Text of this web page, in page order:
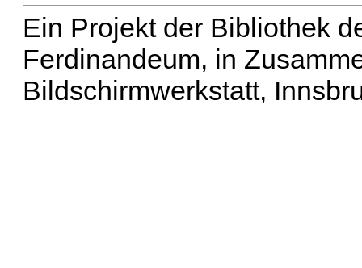
Ein Projekt der Bibliothek
Ferdinandeum, in
Bildschirmwerkstatt,